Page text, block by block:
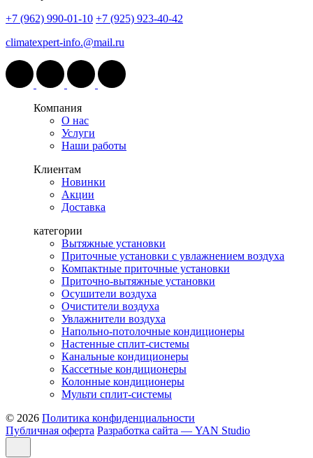
+7 (962) 990-01-10 +7 (925) 923-40-42
climatexpert-info.@mail.ru
Компания
О нас
Услуги
Наши работы
Клиентам
Новинки
Акции
Доставка
категории
Вытяжные установки
Приточные установки с увлажнением воздуха
Компактные приточные установки
Приточно-вытяжные установки
Осушители воздуха
Очистители воздуха
Увлажнители воздуха
Напольно-потолочные кондиционеры
Настенные сплит-системы
Канальные кондиционеры
Кассетные кондиционеры
Колонные кондиционеры
Мульти сплит-системы
© 2026 Политика конфиденциальности
Публичная оферта Разработка сайта — YAN Studio